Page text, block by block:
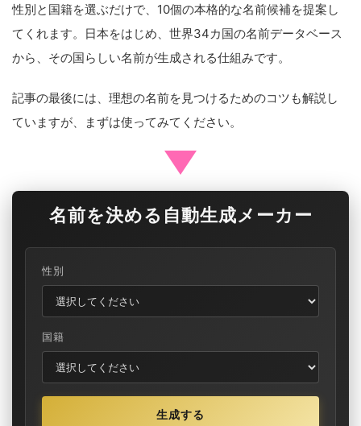
性別と国籍を選ぶだけで、10個の本格的な名前候補を提案し
てくれます。日本をはじめ、世界34カ国の名前データベース
から、その国らしい名前が生成される仕組みです。
記事の最後には、理想の名前を見つけるためのコツも解説し
ていますが、まずは使ってみてください。
名前を決める自動生成メーカー
性別
国籍
生成する